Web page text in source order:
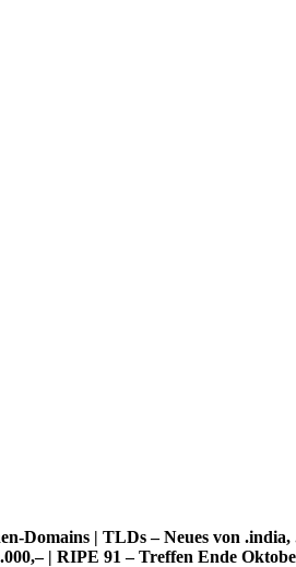
| TLDs – Neues von
| RIPE 91 – Treffen Ende